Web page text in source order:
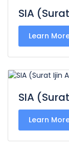
SIA
Learn
SIA
Learn